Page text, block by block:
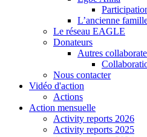
L’ancienne
Le réseau EAGLE
Donateurs
Autres
Nous contacter
Vidéo d'action
Actions
Action mensuelle
Activity reports 2026
Activity reports 2025